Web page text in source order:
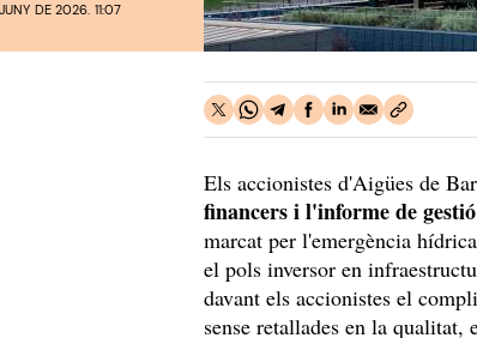
DE 2026. 11:07
Els accionistes d'Aigües de
financers i l'informe de
marcat per l'emergència
el pols inversor en
davant els accionistes el
sense retallades en la